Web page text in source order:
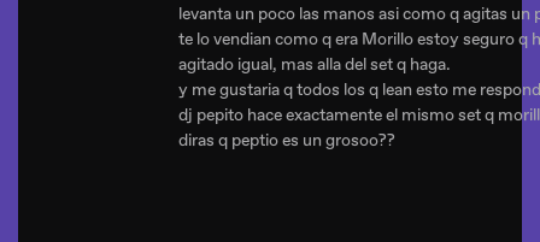
levanta un poco las manos asi como q agitas un
te lo vendian como q era Morillo estoy seguro q
agitado igual, mas alla del set q haga.
y me gustaria q todos los q lean esto me
dj pepito hace exactamente el mismo set q
diras q peptio es un grosoo??